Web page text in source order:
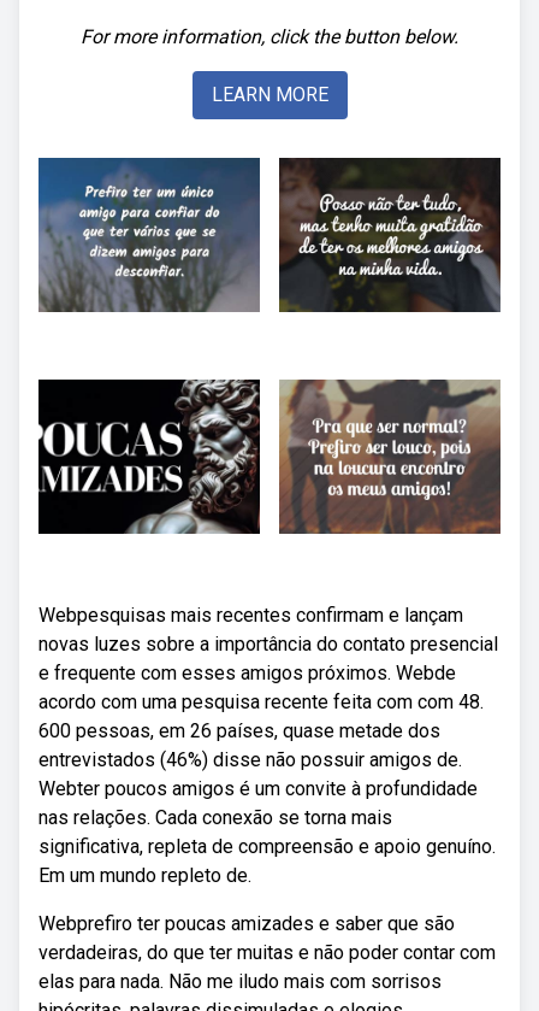
For more information, click the button below.
LEARN MORE
Webpesquisas mais recentes confirmam e lançam
novas luzes sobre a importância do contato presencial
e frequente com esses amigos próximos. Webde
acordo com uma pesquisa recente feita com com 48.
600 pessoas, em 26 países, quase metade dos
entrevistados (46%) disse não possuir amigos de.
Webter poucos amigos é um convite à profundidade
nas relações. Cada conexão se torna mais
significativa, repleta de compreensão e apoio genuíno.
Em um mundo repleto de.
Webprefiro ter poucas amizades e saber que são
verdadeiras, do que ter muitas e não poder contar com
elas para nada. Não me iludo mais com sorrisos